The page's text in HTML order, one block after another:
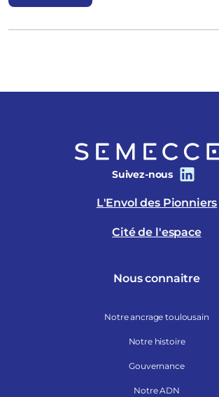
Suivez-nous
L'Envol des Pionniers
Cité de l'espace
Nous connaitre
Notre ancrage toulousain
Notre histoire
Gouvernance
Notre ADN